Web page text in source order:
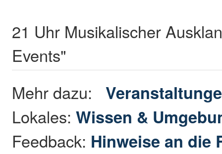
21 Uhr Musikalischer
Events"
Mehr dazu:
Lokales:Wissen &
Feedback: Hinweise an die